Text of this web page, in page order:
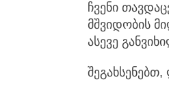
ჩვენი
მშვიდობის
ასევე